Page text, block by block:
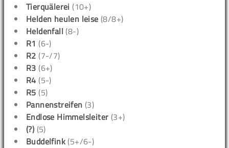
Tierquälerei (10+)
Helden heulen leise (8/8+)
Heldenfall (8-)
R1 (6-)
R2 (7-/7)
R3 (6+)
R4 (5-)
R5 (5)
Pannenstreifen (3)
Endlose Himmelsleiter (3+)
(?) (5)
Buddelfink (5+/6-)